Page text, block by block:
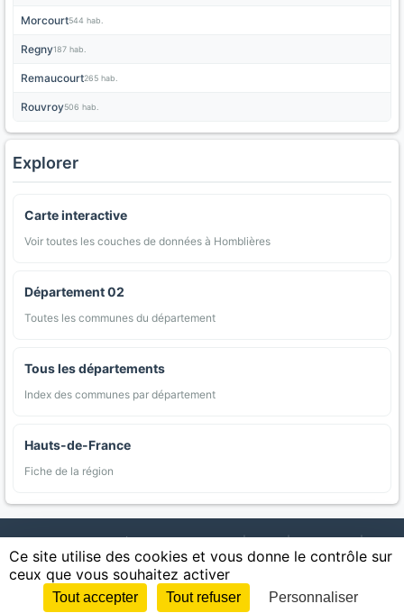
Morcourt544 hab.
Regny187 hab.
Remaucourt265 hab.
Rouvroy506 hab.
Explorer
Carte interactive
Voir toutes les couches de données à Homblières
Département 02
Toutes les communes du département
Tous les départements
Index des communes par département
Hauts-de-France
Fiche de la région
AgriMap — Données agricoles ouvertes | Carte | Communes |
Appellations | Regions | Cultures | Zones protégées | Forets |
Littoral | Espaces naturels | Statistiques
| Confidentialite | CGU | CGV Cookies
Ce site utilise des cookies et vous donne le contrôle sur
ceux que vous souhaitez activer
Tout accepter Tout refuser Personnaliser